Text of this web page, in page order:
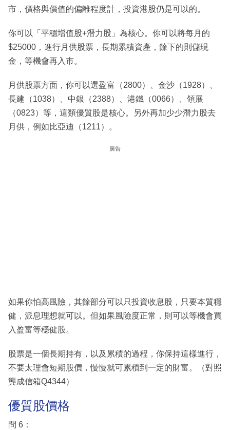
市，價格與價值的偏離程度計，投資港股仍是可以的。
你可以「平穩增值股+潛力股」為核心。你可以將每月的
$25000，進行月供股票，長期累積資產，餘下的則儲現
金，等機會再入市。
月供股票方面，你可以選盈富（2800）、金沙（1928）、
長建（1038）、中銀（2388）、港鐵（0066）、領展
（0823）等，這類優質股是核心。另外再加少少潛力股去
月供，例如比亞迪（1211）。
廣告
如果你怕高風險，其餘部分可以只投資收息股，只要本質穩
健，派息理想就可以。但如果風險度正常，則可以等機會買
入盈富等穩健股。
股票是一個長期持有，以及累積的過程，你保持這樣進行，
不要太理會短期股價，慢慢就可累積到一定的財富。（對照
龔成信箱Q4344）
優質股價格
問 6：